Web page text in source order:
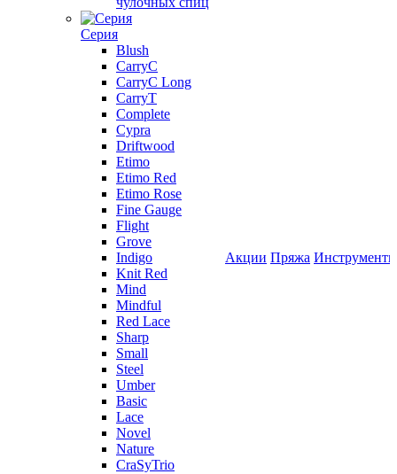
Серия
Blush
CarryC
CarryC Long
CarryT
Complete
Cypra
Driftwood
Etimo
Etimo Red
Etimo Rose
Fine Gauge
Flight
Grove
Indigo
Knit Red
Mind
Mindful
Red Lace
Sharp
Small
Steel
Umber
Basic
Lace
Novel
Nature
CraSyTrio
Акции Пряжа Инструменты